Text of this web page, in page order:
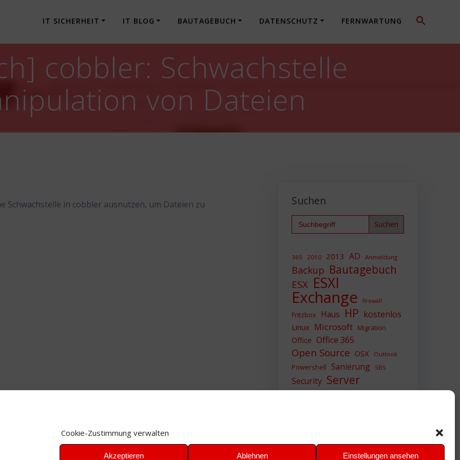
Cookie-Zustimmung verwalten
Akzeptieren Ablehnen Einstellungen ansehen
IT SICHERHEIT IT BLOG BAUTAGEBUCH DATENSCHUTZ FERNWARTUNG
cobbler: Schwachstelle
von Dateien
in cobbler ausnutzen, um Dateien zu
Suchen
Search
for:
365 2010 2013 AD Anmeldung
Backup Bautagebuch
ESX ESXI
Exchange firewall
Fritzbox Haus HP kostenlos
Linux Microsoft Migration
Office Office 365
Open Source OSX Outlook
Powershell Sanierung SBS
Security Server
Sicherheit SIEM
VMWare VPN WAZUH